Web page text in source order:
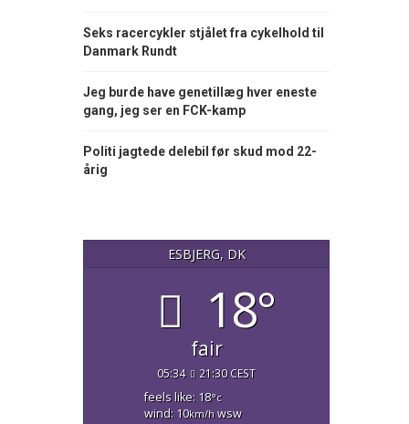
Seks racercykler stjålet fra cykelhold til
Danmark Rundt
Jeg burde have genetillæg hver eneste
gang, jeg ser en FCK-kamp
Politi jagtede delebil før skud mod 22-
årig
ESBJERG, DK
18°
fair
05:34 21:30 CEST
feels like: 18°c
wind: 10km/h wsw